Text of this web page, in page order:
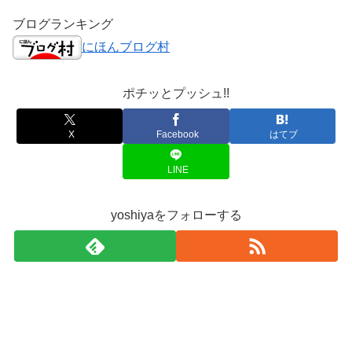
ブログランキング
にほんブログ村
ポチッとプッシュ!!
X Facebook はてブ
LINE
yoshiyaをフォローする